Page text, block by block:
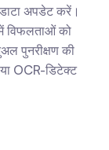
अपडेट करें।
विफलताओं को
पुनरीक्षण की
OCR-डिटेक्ट